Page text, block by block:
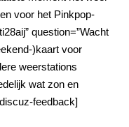
voor het Pinkpop-
question=”Wacht
)kaart voor
weerstations
wat zon en
feedback]